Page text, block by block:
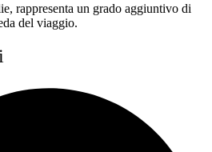
rappresenta un grado aggiuntivo di
del viaggio.